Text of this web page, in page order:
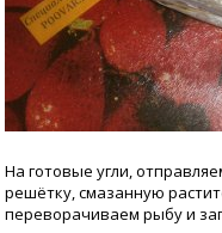
На готовые угли,
решётку, смазанную
переворачиваем рыбу и